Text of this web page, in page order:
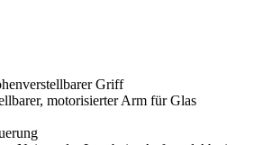
Griff
motorisierter Arm für Glas